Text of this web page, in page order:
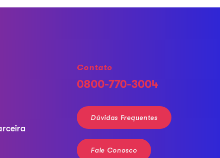
Contato
0800-770-3004
Dúvidas Frequentes
Fale Conosco